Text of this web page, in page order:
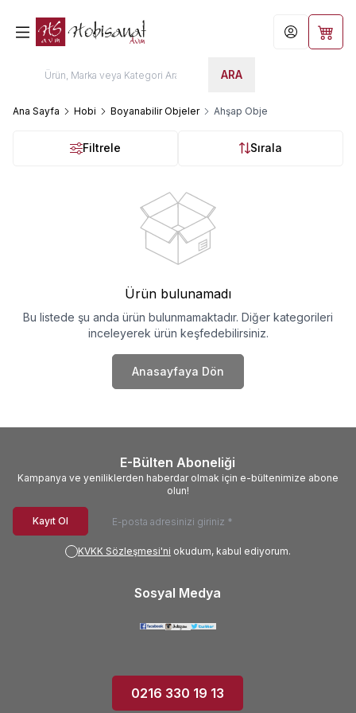
ARA
Hesabım
Ana Sayfa Hobi Boyanabilir Objeler Ahşap Obje
Filtrele Sırala
Ürün bulunamadı
Bu listede şu anda ürün bulunmamaktadır. Diğer kategorileri
inceleyerek ürün keşfedebilirsiniz.
Anasayfaya Dön
E-Bülten Aboneliği
Kampanya ve yeniliklerden haberdar olmak için e-bültenimize abone
olun!
Kayıt Ol
KVKK Sözleşmesi'ni okudum, kabul ediyorum.
Sosyal Medya
0216 330 19 13